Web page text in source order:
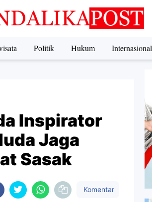
Politik Hukum Internasional
Inspirator
Jaga
Sasak
Komentar